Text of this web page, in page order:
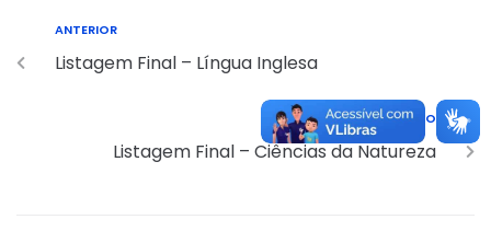
ANTERIOR
Listagem Final – Língua Inglesa
PRÓXIMO
Listagem Final – Ciências da Natureza